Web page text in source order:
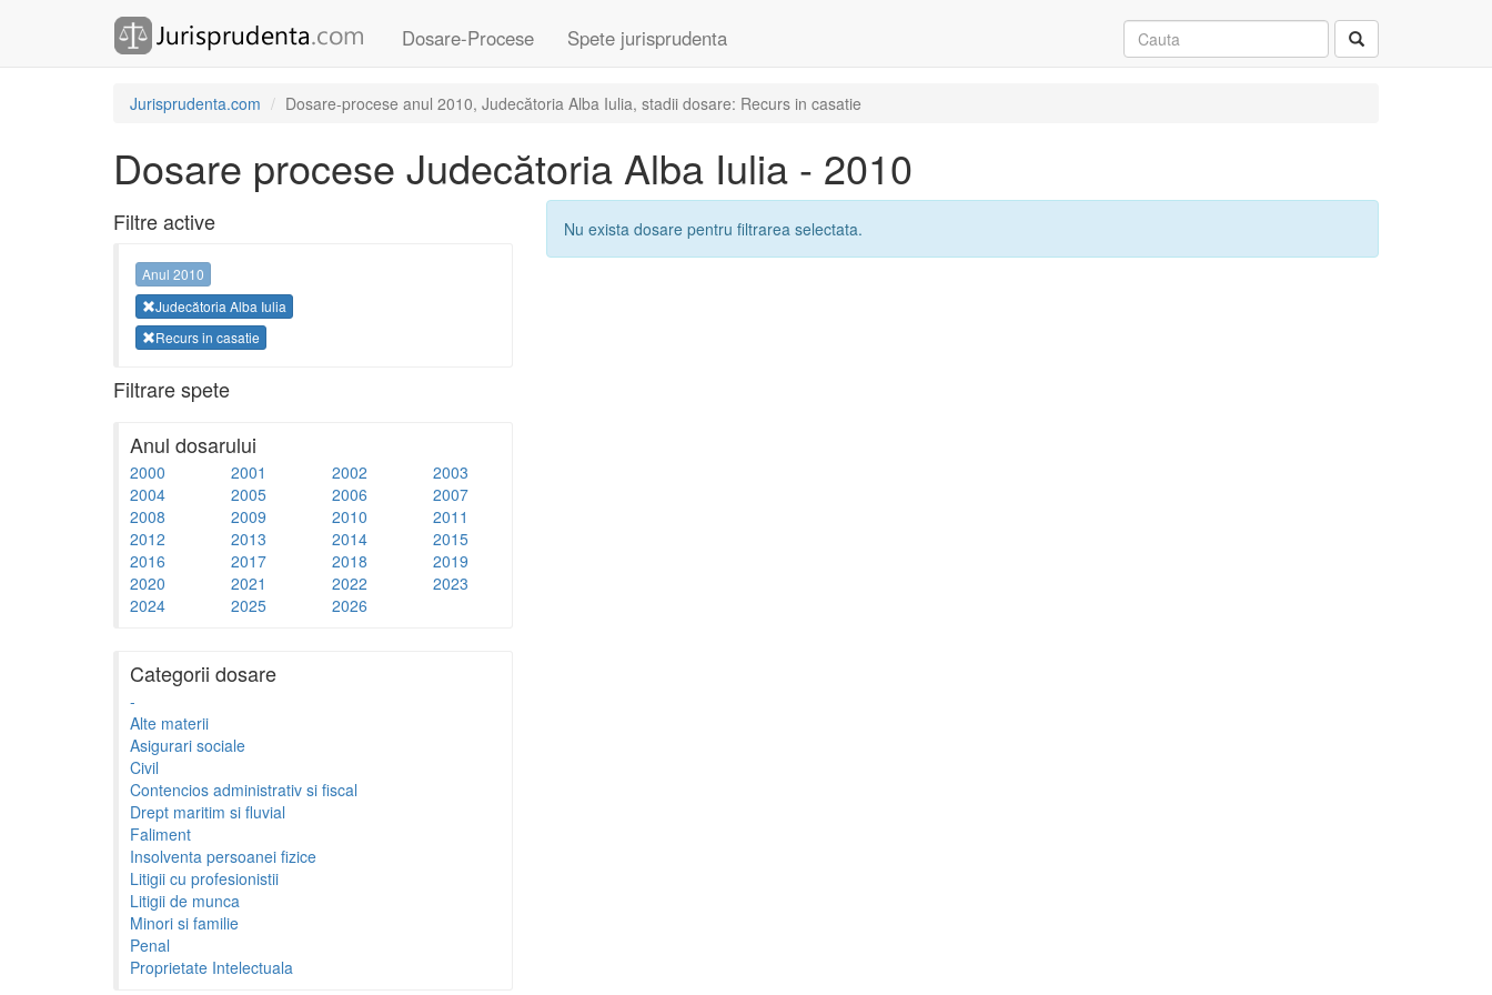
Dosare-Procese Spete jurisprudenta
Jurisprudenta.com Dosare-procese anul 2010, Judecătoria Alba Iulia, stadii dosare: Recurs in casatie
Dosare procese Judecătoria Alba Iulia - 2010
Filtre active
Anul 2010
Judecătoria Alba Iulia
Recurs in casatie
Filtrare spete
Anul dosarului
2000 2001 2002
2003
2004
2005 2006
2007
2008
2009 2010
2011
2012
2013 2014
2015
2016
2017 2018
2019
2020
2021 2022
2023
2024
2025 2026
Categorii dosare
-
Alte materii
Asigurari sociale
Civil
Contencios administrativ si fiscal
Drept maritim si fluvial
Faliment
Insolventa persoanei fizice
Litigii cu profesionistii
Litigii de munca
Minori si familie
Penal
Proprietate Intelectuala
Nu exista dosare pentru filtrarea selectata.